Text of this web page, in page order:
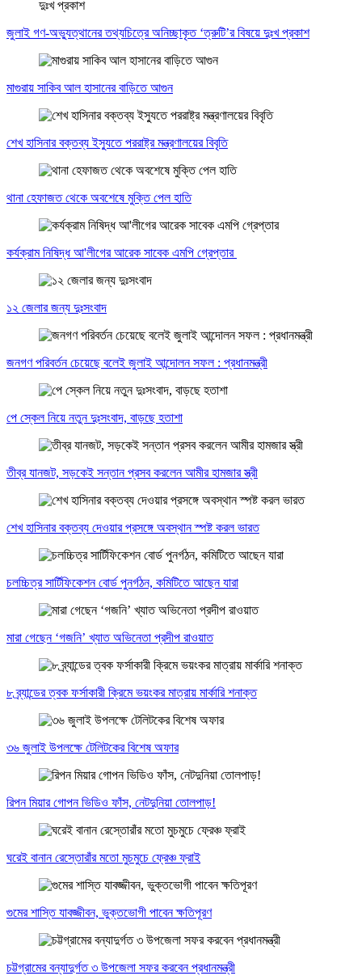
জুলাই গণ-অভ্যুত্থানের তথ্যচিত্রে অনিচ্ছাকৃত ‘ত্রুটি’র বিষয়ে দুঃখ প্রকাশ
মাগুরায় সাকিব আল হাসানের বাড়িতে আগুন
শেখ হাসিনার বক্তব্য ইস্যুতে পররাষ্ট্র মন্ত্রণালয়ের বিবৃতি
থানা হেফাজত থেকে অবশেষে মুক্তি পেল হাতি
কর্যক্রাম নিষিদ্ধ আ'লীগের আরেক সাবেক এমপি গ্রেপ্তার
১২ জেলার জন্য দুঃসংবাদ
জনগণ পরিবর্তন চেয়েছে বলেই জুলাই আন্দোলন সফল : প্রধানমন্ত্রী
পে স্কেল নিয়ে নতুন দুঃসংবাদ, বাড়ছে হতাশা
তীব্র যানজট, সড়কেই সন্তান প্রসব করলেন আমীর হামজার স্ত্রী
শেখ হাসিনার বক্তব্য দেওয়ার প্রসঙ্গে অবস্থান স্পষ্ট করল ভারত
চলচ্চিত্র সার্টিফিকেশন বোর্ড পুনর্গঠন, কমিটিতে আছেন যারা
মারা গেছেন ‘গজনি’ খ্যাত অভিনেতা প্রদীপ রাওয়াত
৮ ব্র্যান্ডের ত্বক ফর্সাকারী ক্রিমে ভয়ংকর মাত্রায় মার্কারি শনাক্ত
৩৬ জুলাই উপলক্ষে টেলিটকের বিশেষ অফার
রিপন মিয়ার গোপন ভিডিও ফাঁস, নেটদুনিয়া তোলপাড়!
ঘরেই বানান রেস্তোরাঁর মতো মুচমুচে ফ্রেঞ্চ ফ্রাই
গুমের শাস্তি যাবজ্জীবন, ভুক্তভোগী পাবেন ক্ষতিপূরণ
চট্টগ্রামের বন্যাদুর্গত ৩ উপজেলা সফর করবেন প্রধানমন্ত্রী